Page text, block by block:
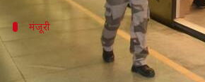
मंजूरी
2 लाख तक बढ़ जाएंगे
CISF की 2 नई यूनिट बनने से बढ़ती